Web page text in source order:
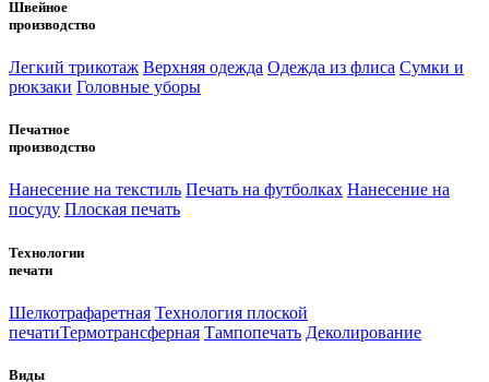
Швейное
производство
Легкий трикотаж Верхняя одежда Одежда из флиса Сумки и
рюкзаки Головные уборы
Печатное
производство
Нанесение на текстиль Печать на футболках Нанесение на
посуду Плоская печать
Технологии
печати
Шелкотрафаретная Технология плоской
печатиТермотрансферная Тампопечать Деколирование
Виды